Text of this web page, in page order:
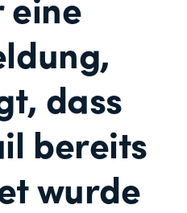
eine
dass
bereits
wurde